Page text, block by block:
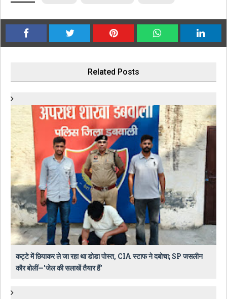
Related Posts
कट्टे में छिपाकर ले जा रहा था डोडा पोस्त, CIA स्टाफ ने दबोचा; SP जसलीन
कौर बोलीं—'जेल की सलाखें तैयार हैं'